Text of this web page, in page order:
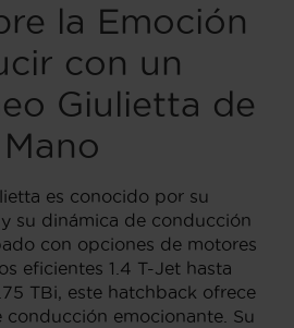
la Emoción
con un
Giulietta de
es conocido por su
su dinámica de conducción
con opciones de motores
eficientes 1.4 T-Jet hasta
TBi, este hatchback ofrece
conducción emocionante. Su